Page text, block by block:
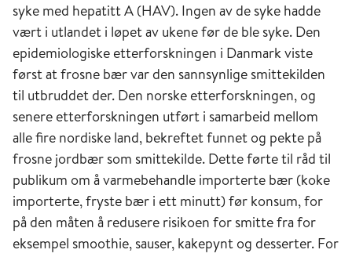
syke med hepatitt A (HAV). Ingen av de syke hadde
vært i utlandet i løpet av ukene før de ble syke. Den
epidemiologiske etterforskningen i Danmark viste
først at frosne bær var den sannsynlige smittekilden
til utbruddet der. Den norske etterforskningen, og
senere etterforskningen utført i samarbeid mellom
alle fire nordiske land, bekreftet funnet og pekte på
frosne jordbær som smittekilde. Dette førte til råd til
publikum om å varmebehandle importerte bær (koke
importerte, fryste bær i ett minutt) før konsum, for
på den måten å redusere risikoen for smitte fra for
eksempel smoothie, sauser, kakepynt og desserter. For